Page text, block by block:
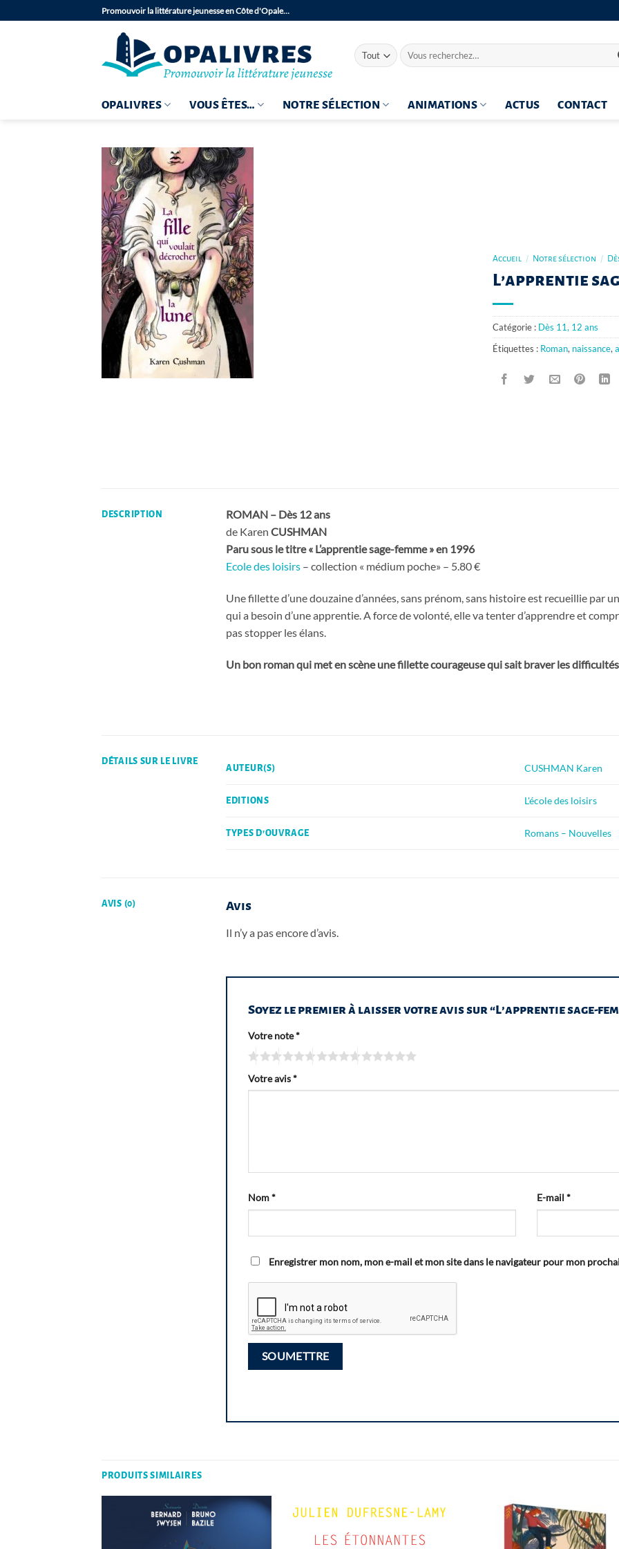
au
Promouvoir la littérature jeunesse en Côte d'Opale…
Recherche
pour :
OPALIVRES VOUS ÊTES… NOTRE SÉLECTION ANIMATIONS ACTUS CONTACT
Accueil / Notre sélection /
L’apprentie
Catégorie : Dès 11, 12 ans
Étiquettes : Roman, naissance,
DESCRIPTION
ROMAN – Dès 12 ans
de Karen CUSHMAN
Paru sous le titre « L’apprentie sage-femme » en 1996
Ecole des loisirs – collection « médium poche» – 5.80 €
Une fillette d’une douzaine d’années, sans prénom, sans histoire est recueillie par
qui a besoin d’une apprentie. A force de volonté, elle va tenter d’apprendre et
pas stopper les élans.
Un bon roman qui met en scène une fillette courageuse qui sait braver les difficultés
DÉTAILS SUR LE LIVRE
AUTEUR(S) CUSHMAN Karen
EDITIONS L'école des loisirs
TYPES D'OUVRAGE Romans – Nouvelles
AVIS (0) Avis
Il n’y a pas encore d’avis.
Soyez le premier à laisser votre avis sur “L’apprentie sage-
Votre note*
Votre avis*
Nom* E-mail *
Enregistrer mon nom, mon e-mail et mon site dans le navigateur pour mon
PRODUITS SIMILAIRES